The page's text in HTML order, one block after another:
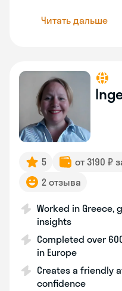
Читать дальше
5 от 3190 ₽
2 отзыва
Worked in Greece,
insights
Completed over
in Europe
Creates a friendly
confidence